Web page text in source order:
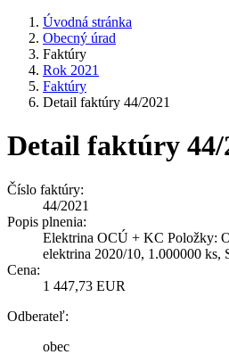
Úvodná stránka
Obecný úrad
Faktúry
Rok 2021
Faktúry
Detail faktúry 44/2021
Detail faktúry 44/
Číslo faktúry:
44/2021
Popis plnenia:
Elektrina OCÚ + KC Položky:
elektrina 2020/10, 1.000000 ks,
Cena:
1 447,73 EUR
Odberateľ:
obec